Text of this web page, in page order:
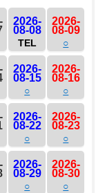
2026-
08-08
TEL
2026-
08-09
○
2026-
08-15
○
2026-
08-16
○
2026-
08-22
○
2026-
08-23
○
2026-
08-29
○
2026-
08-30
○